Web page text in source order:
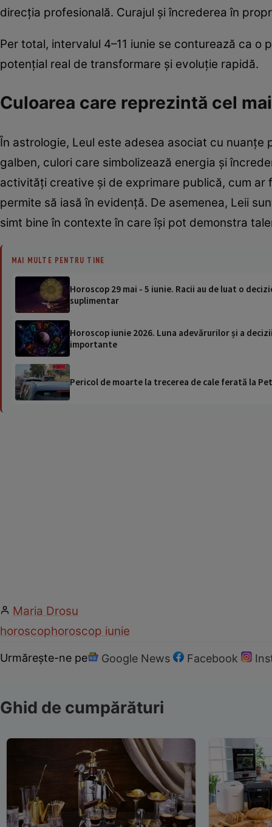
direcția profesională. Curajul și încrederea în
Per total, intervalul 4–11 iunie se conturează ca
potențial real de transformare și evoluție rapidă.
Culoarea care reprezintă cel
În astrologie, Leul este adesea asociat cu
galben, culori care simbolizează energia și
activități creative și de exprimare publică, cum
permite să iasă în evidență. De asemenea, Leii
simt bine în contexte în care își pot demonstra
MAI MULTE PENTRU TINE
Horoscop 29 mai - 5 iunie. Racii au de luat o
suplimentar
Horoscop iunie 2026. Luna adevărurilor și a
importante
Pericol de moarte la trecerea de cale ferată la
Maria Drosu
horoscophoroscop iunie
Urmărește-ne pe Google News Facebook
Ghid de cumpărături